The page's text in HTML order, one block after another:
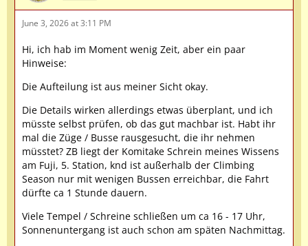
June 3, 2026 at 3:11 PM
Hi, ich hab im Moment wenig Zeit, aber ein paar
Hinweise:
Die Aufteilung ist aus meiner Sicht okay.
Die Details wirken allerdings etwas überplant, und ich
müsste selbst prüfen, ob das gut machbar ist. Habt ihr
mal die Züge / Busse rausgesucht, die ihr nehmen
müsstet? ZB liegt der Komitake Schrein meines Wissens
am Fuji, 5. Station, knd ist außerhalb der Climbing
Season nur mit wenigen Bussen erreichbar, die Fahrt
dürfte ca 1 Stunde dauern.
Viele Tempel / Schreine schließen um ca 16 - 17 Uhr,
Sonnenuntergang ist auch schon am späten Nachmittag.